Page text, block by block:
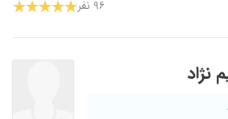
۹۶ نفر
نژاد